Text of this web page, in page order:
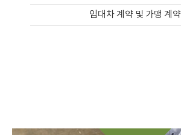
임대차 계약 및 가맹 계약